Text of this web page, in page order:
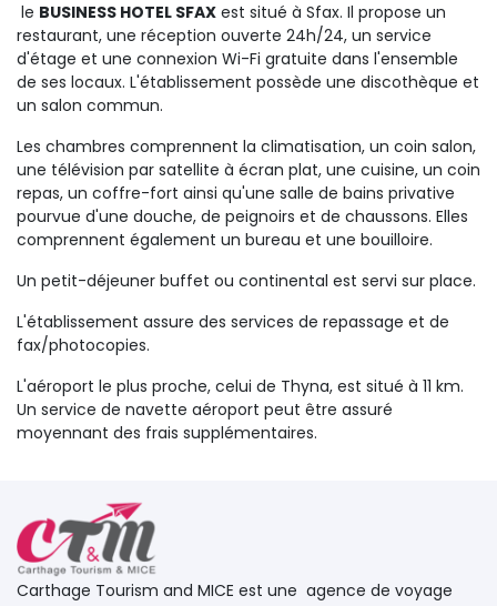
le BUSINESS HOTEL SFAX est situé à Sfax. Il propose un
restaurant, une réception ouverte 24h/24, un service
d'étage et une connexion Wi-Fi gratuite dans l'ensemble
de ses locaux. L'établissement possède une discothèque et
un salon commun.
Les chambres comprennent la climatisation, un coin salon,
une télévision par satellite à écran plat, une cuisine, un coin
repas, un coffre-fort ainsi qu'une salle de bains privative
pourvue d'une douche, de peignoirs et de chaussons. Elles
comprennent également un bureau et une bouilloire.
Un petit-déjeuner buffet ou continental est servi sur place.
L'établissement assure des services de repassage et de
fax/photocopies.
L'aéroport le plus proche, celui de Thyna, est situé à 11 km.
Un service de navette aéroport peut être assuré
moyennant des frais supplémentaires.
Carthage Tourism and MICE est une agence de voyage